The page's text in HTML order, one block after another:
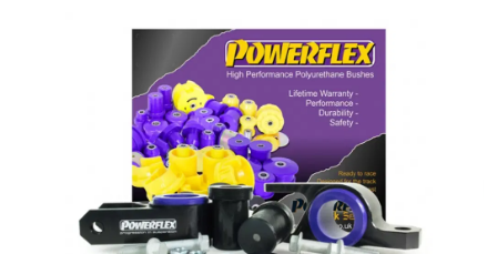
Bildergalerie überspringen